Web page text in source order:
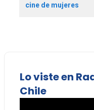
cine de mujeres
Lo viste en
Chile